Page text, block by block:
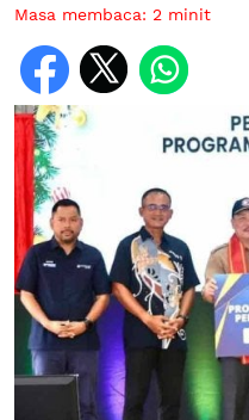
Masa membaca: 2 minit